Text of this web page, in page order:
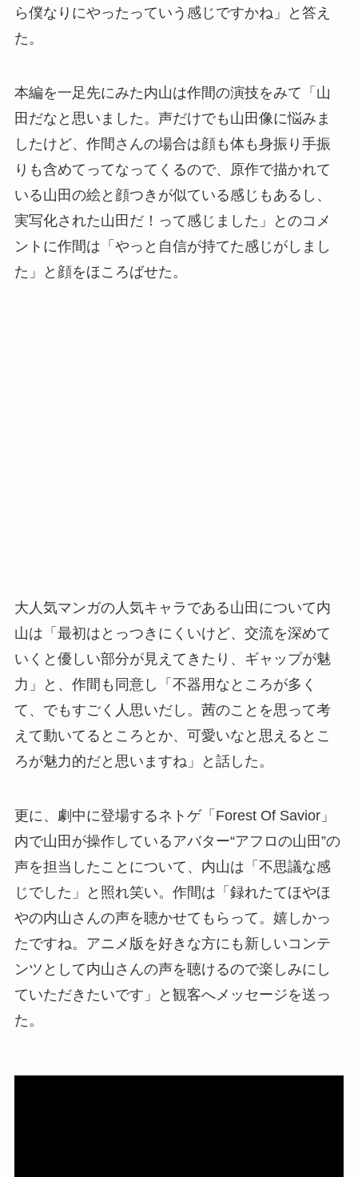
ら僕なりにやったっていう感じですかね」と答え
た。
本編を一足先にみた内山は作間の演技をみて「山
田だなと思いました。声だけでも山田像に悩みま
したけど、作間さんの場合は顔も体も身振り手振
りも含めてってなってくるので、原作で描かれて
いる山田の絵と顔つきが似ている感じもあるし、
実写化された山田だ！って感じました」とのコメ
ントに作間は「やっと自信が持てた感じがしまし
た」と顔をほころばせた。
大人気マンガの人気キャラである山田について内
山は「最初はとっつきにくいけど、交流を深めて
いくと優しい部分が見えてきたり、ギャップが魅
力」と、作間も同意し「不器用なところが多く
て、でもすごく人思いだし。茜のことを思って考
えて動いてるところとか、可愛いなと思えるとこ
ろが魅力的だと思いますね」と話した。
更に、劇中に登場するネトゲ「Forest Of Savior」
内で山田が操作しているアバター“アフロの山田”の
声を担当したことについて、内山は「不思議な感
じでした」と照れ笑い。作間は「録れたてほやほ
やの内山さんの声を聴かせてもらって。嬉しかっ
たですね。アニメ版を好きな方にも新しいコンテ
ンツとして内山さんの声を聴けるので楽しみにし
ていただきたいです」と観客へメッセージを送っ
た。